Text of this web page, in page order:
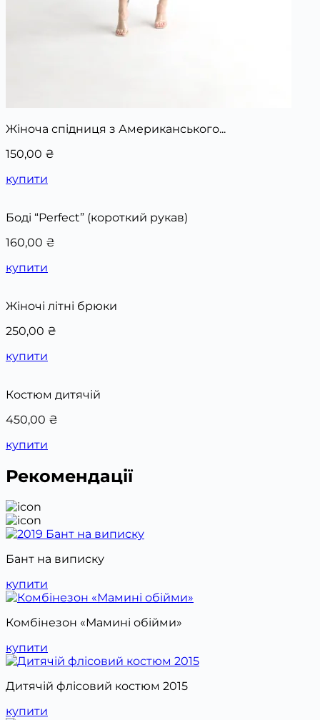
Жіноча спідниця з Американського...
150,00 ₴
купити
Боді “Perfect” (короткий рукав)
160,00 ₴
купити
Жіночі літні брюки
250,00 ₴
купити
Костюм дитячій
450,00 ₴
купити
Рекомендації
Бант на виписку
купити
Комбінезон «Мамині обійми»
купити
Дитячій флісовий костюм 2015
купити